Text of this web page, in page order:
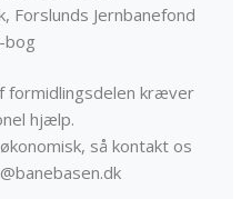
Forslunds Jernbanefond
bog
formidlingsdelen kræver
hjælp.
så kontakt os